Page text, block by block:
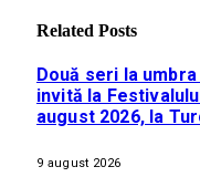
Related Posts
Două seri la
invită la
august 2026, la
9 august 2026